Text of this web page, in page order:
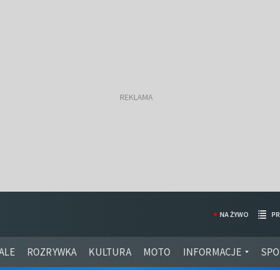
ROZRYWKA KULTURA MOTO INFORMACJE
NA ŻYWO